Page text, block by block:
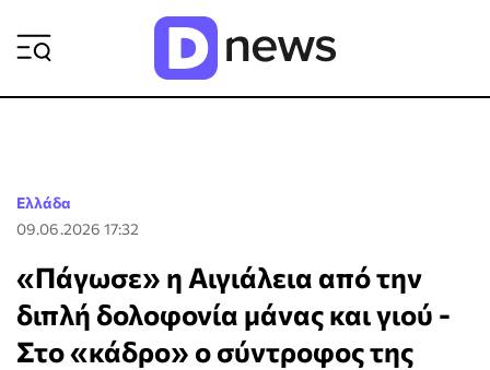
Ελλάδα
09.06.2026 17:32
«Πάγωσε» η Αιγιάλεια από την
διπλή δολοφονία μάνας και γιού -
Στο «κάδρο» ο σύντροφος της